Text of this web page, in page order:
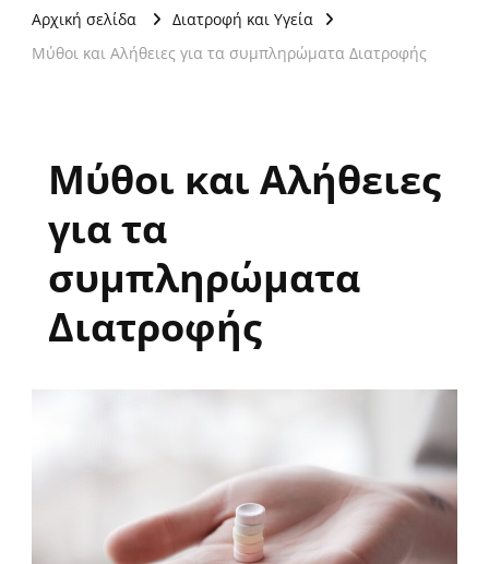
Αρχική σελίδα
Διατροφή και Υγεία
Μύθοι και Αλήθειες για τα συμπληρώματα Διατροφής
Μύθοι και Αλήθειες
για τα
συμπληρώματα
Διατροφής